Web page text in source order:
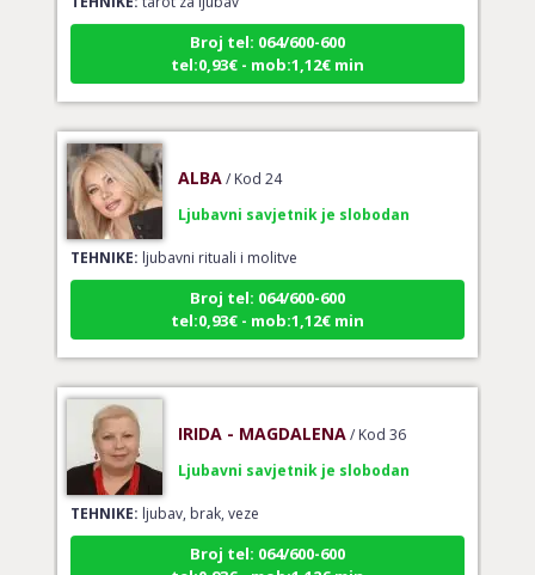
Broj tel: 064/600-600
tel:0,93€ - mob:1,12€ min
TEHNIKE:ljubavni rituali i molitve
Broj tel: 064/600-600
tel:0,93€ - mob:1,12€ min
TEHNIKE:ljubav, brak, veze
Broj tel: 064/600-600
tel:0,93€ - mob:1,12€ min